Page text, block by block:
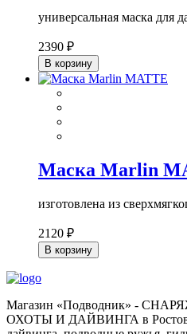
универсальная маска для
2390 ₽
В корзину
Маска Marlin
изготовлена из
2120 ₽
В корзину
Магазин «Подводник» -
ОХОТЫ И ДАЙВИНГА в